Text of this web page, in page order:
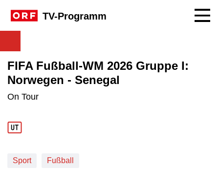
TV-Programm
FIFA Fußball-WM 2026 Gruppe I:
Norwegen - Senegal
On Tour
Sport Fußball